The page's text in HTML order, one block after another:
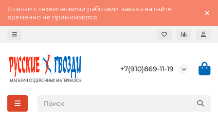
В связи с техническими работами, заказы на сайте
временно не принимаются
+7(910)869-11-19